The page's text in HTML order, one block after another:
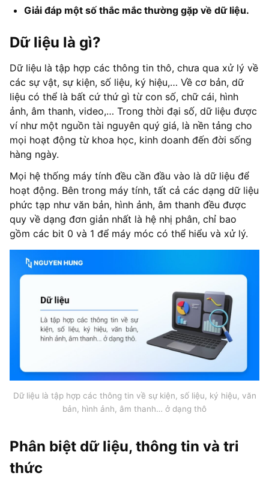
Giải đáp một số thắc mắc thường gặp về dữ liệu.
Dữ liệu là gì?
Dữ liệu là tập hợp các thông tin thô, chưa qua xử lý về
các sự vật, sự kiện, số liệu, ký hiệu,… Về cơ bản, dữ
liệu có thể là bất cứ thứ gì từ con số, chữ cái, hình
ảnh, âm thanh, video,… Trong thời đại số, dữ liệu được
ví như một nguồn tài nguyên quý giá, là nền tảng cho
mọi hoạt động từ khoa học, kinh doanh đến đời sống
hàng ngày.
Mọi hệ thống máy tính đều cần đầu vào là dữ liệu để
hoạt động. Bên trong máy tính, tất cả các dạng dữ liệu
phức tạp như văn bản, hình ảnh, âm thanh đều được
quy về dạng đơn giản nhất là hệ nhị phân, chỉ bao
gồm các bit 0 và 1 để máy móc có thể hiểu và xử lý.
Dữ liệu là tập hợp các thông tin về sự kiện, số liệu, ký hiệu, văn
bản, hình ảnh, âm thanh… ở dạng thô
Phân biệt dữ liệu, thông tin và tri
thức